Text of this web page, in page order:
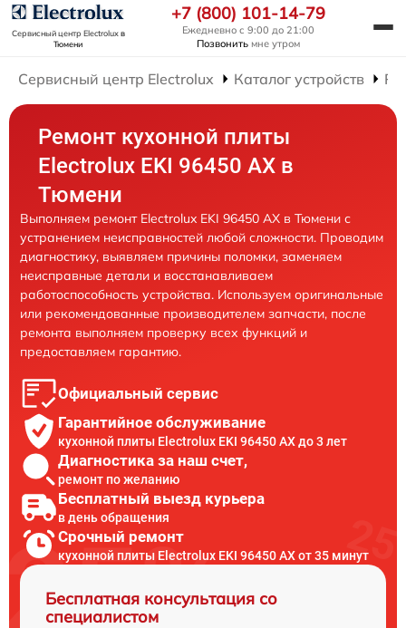
Сервисный центр Electroluxв
Тюмени
+7 (800) 101-14-79
Ежедневно с 9:00 до 21:00
Позвонить мне утром
Сервисный центр Electrolux Каталог устройств
Ремонт кухонной плиты
Electrolux EKI 96450 AX в
Тюмени
Выполняем ремонт Electrolux EKI 96450 AX в Тюмени с
устранением неисправностей любой сложности. Проводим
диагностику, выявляем причины поломки, заменяем
неисправные детали и восстанавливаем
работоспособность устройства. Используем оригинальные
или рекомендованные производителем запчасти, после
ремонта выполняем проверку всех функций и
предоставляем гарантию.
Официальный сервис
Гарантийное обслуживание
кухонной плиты Electrolux EKI 96450 AX до 3 лет
Диагностика за наш счет,
ремонт по желанию
Бесплатный выезд курьера
в день обращения
Срочный ремонт
кухонной плиты Electrolux EKI 96450 AX от 35 минут
Бесплатная консультация со
специалистом